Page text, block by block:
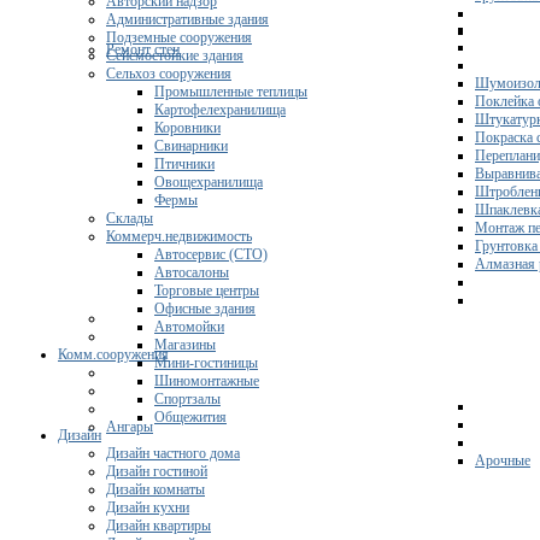
Ремонт стен
Поклейка
Покраска
Монтаж
Грунтовка
Алмазная
Комм.сооружения
Ангары
Арочные
Административные здания
Подземные сооружения
Сейсмостойкие здания
Сельхоз сооружения
Промышленные теплицы
Картофелехранилища
Коровники
Свинарники
Птичники
Овощехранилища
Фермы
Склады
Коммерч.недвижимость
Автосервис (СТО)
Автосалоны
Торговые центры
Офисные здания
Автомойки
Магазины
Мини-гостиницы
Шиномонтажные
Спортзалы
Общежития
Дизайн
Дизайн частного дома
Дизайн гостиной
Дизайн комнаты
Дизайн кухни
Дизайн квартиры